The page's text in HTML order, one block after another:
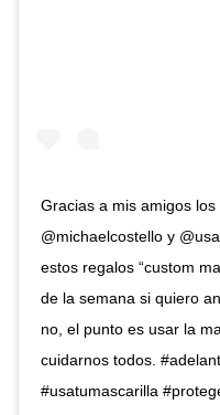
Gracias a mis amigos
@michaelcostello y
estos regalos “custom
de la semana si quiero
no, el punto es usar la
cuidarnos todos.
#usatumascarilla